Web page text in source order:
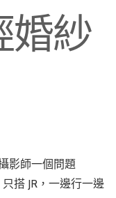
婚紗
影師一個問題
搭 JR，一邊行一邊